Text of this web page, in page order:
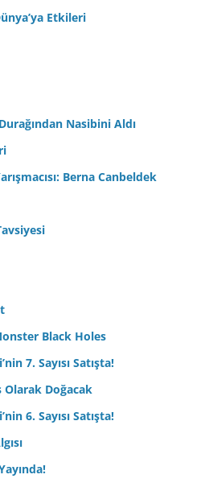
Etkileri
Nasibini Aldı
Berna Canbeldek
Black Holes
7. Sayısı Satışta!
Olarak Doğacak
6. Sayısı Satışta!